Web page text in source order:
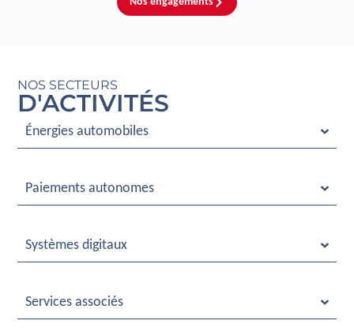
NOS SECTEURS
D'ACTIVITÉS
Énergies automobiles
Paiements autonomes
Systèmes digitaux
Services associés